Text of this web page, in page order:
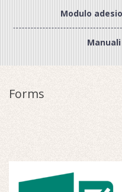
Modulo
Forms